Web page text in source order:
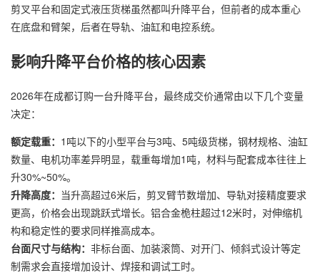
剪叉平台和固定式液压货梯虽然都叫升降平台，但前者的成本重心
在底盘和臂架，后者在导轨、油缸和电控系统。
影响升降平台价格的核心因素
2026年在成都订购一台升降平台，最终成交价通常由以下几个变量
决定：
额定载重： 1吨以下的小型平台与3吨、5吨级货梯，钢材规格、油缸
数量、电机功率差异明显，载重每增加1吨，材料与配套成本往往上
升30%~50%。
升降高度： 当升高超过6米后，剪叉臂节数增加、导轨对接精度要求
更高，价格会出现跳跃式增长。铝合金桅柱超过12米时，对伸缩机
构和稳定性的要求同样推高成本。
台面尺寸与结构： 非标台面、加装滚筒、对开门、倾斜式设计等定
制需求会直接增加设计、焊接和调试工时。